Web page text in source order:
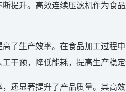
提升。高效连续压滤机作为
了生产效率。在食品加工过
干预，降低能耗，提高生产稳定
还显著提升了产品质量。其